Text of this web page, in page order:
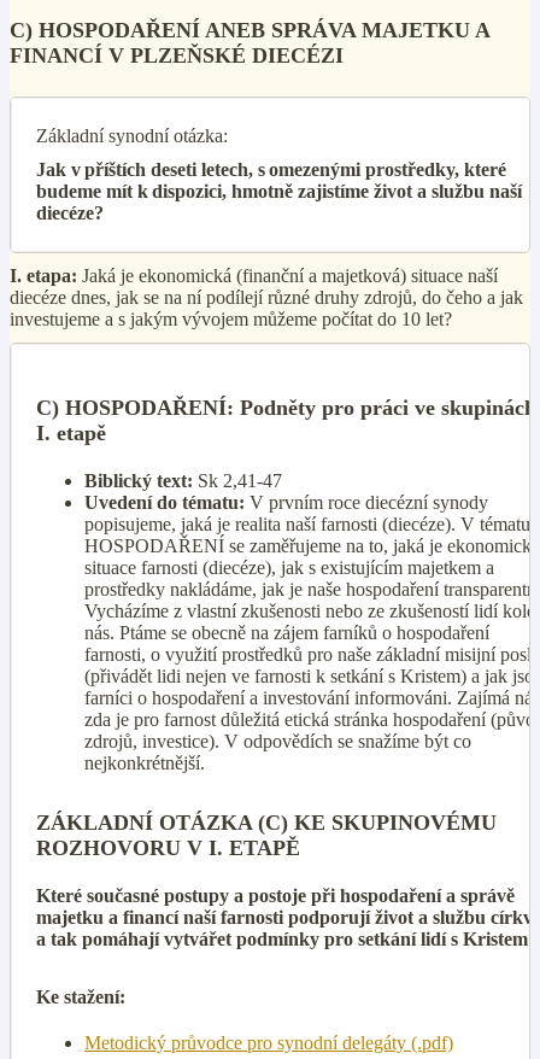
C) HOSPODAŘENÍ ANEB SPRÁVA MAJETKU A
FINANCÍ V PLZEŇSKÉ DIECÉZI
Základní synodní otázka:
Jak v příštích deseti letech, s omezenými prostředky, které
budeme mít k dispozici, hmotně zajistíme život a službu naší
diecéze?
I. etapa: Jaká je ekonomická (finanční a majetková) situace naší
diecéze dnes, jak se na ní podílejí různé druhy zdrojů, do čeho a jak
investujeme a s jakým vývojem můžeme počítat do 10 let?
C) HOSPODAŘENÍ: Podněty pro práci ve
I. etapě
Biblický text: Sk 2,41-47
Uvedení do tématu: V prvním roce diecézní synody
popisujeme, jaká je realita naší farnosti (diecéze). V tématu
HOSPODAŘENÍ se zaměřujeme na to, jaká je ekonomická
situace farnosti (diecéze), jak s existujícím majetkem a
prostředky nakládáme, jak je naše hospodaření
Vycházíme z vlastní zkušenosti nebo ze zkušeností lidí
nás. Ptáme se obecně na zájem farníků o hospodaření
farnosti, o využití prostředků pro naše základní misijní
(přivádět lidi nejen ve farnosti k setkání s Kristem) a jak
farníci o hospodaření a investování informováni. Zajímá
zda je pro farnost důležitá etická stránka hospodaření
zdrojů, investice). V odpovědích se snažíme být co
nejkonkrétnější.
ZÁKLADNÍ OTÁZKA (C) KE SKUPINOVÉMU
ROZHOVORU V I. ETAPĚ
Které současné postupy a postoje při hospodaření a správě
majetku a financí naší farnosti podporují život a službu
a tak pomáhají vytvářet podmínky pro setkání lidí s Kristem?
Ke stažení:
Metodický průvodce pro synodní delegáty (.pdf)